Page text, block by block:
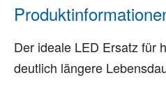
Der ideale LED Ersatz für
deutlich längere